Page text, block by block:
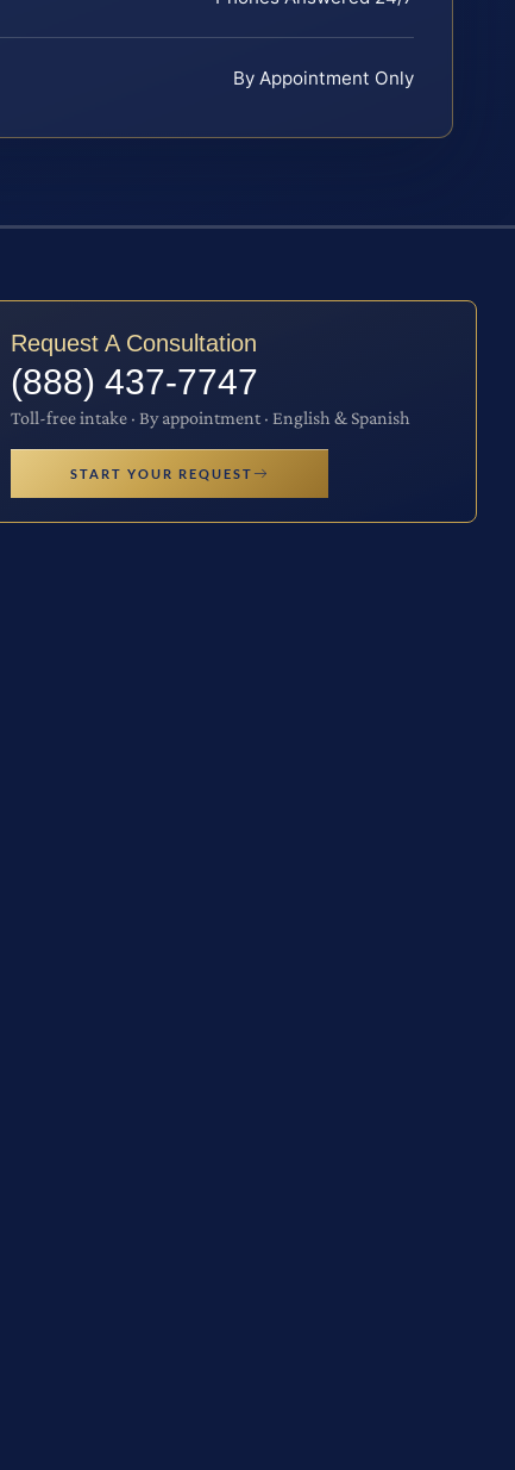
By Appointment Only
Request A Consultation
(888) 437-7747
Toll-free intake · By appointment · English & Spanish
START YOUR REQUEST